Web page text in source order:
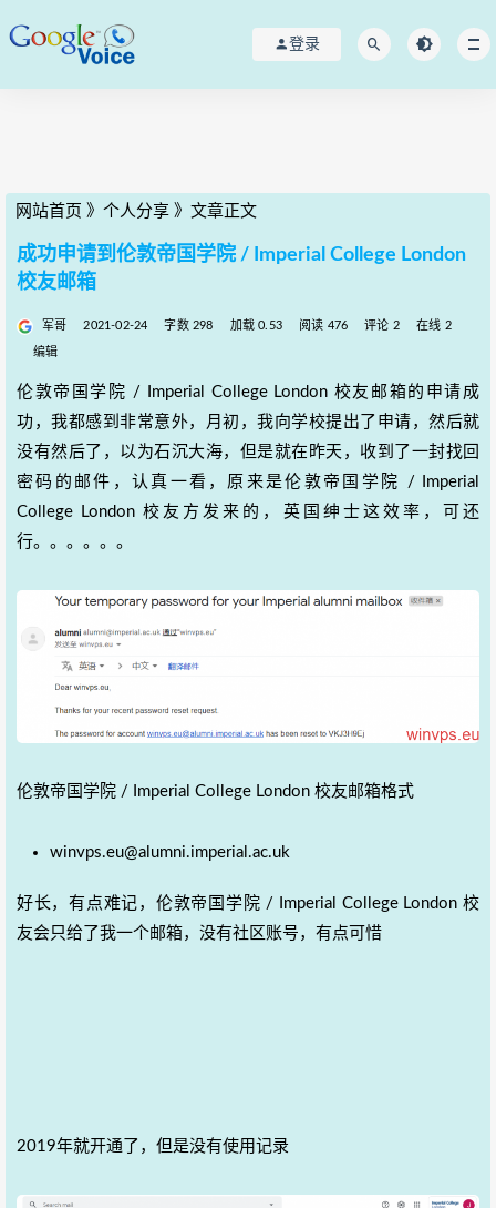
登录
网站首页 》 个人分享 》 文章正文
成功申请到伦敦帝国学院 / Imperial College London
校友邮箱
军哥 2021-02-24 字数 298 加载 0.53 阅读 476 评论 2 在线 2
编辑
伦敦帝国学院 / Imperial College London 校友邮箱的申请成
功，我都感到非常意外，月初，我向学校提出了申请，然后就
没有然后了，以为石沉大海，但是就在昨天，收到了一封找回
密码的邮件，认真一看，原来是伦敦帝国学院 / Imperial
College London 校友方发来的，英国绅士这效率，可还
行。。。。。。
伦敦帝国学院 / Imperial College London 校友邮箱格式
winvps.eu@alumni.imperial.ac.uk
好长，有点难记，伦敦帝国学院 / Imperial College London 校
友会只给了我一个邮箱，没有社区账号，有点可惜
2019年就开通了，但是没有使用记录